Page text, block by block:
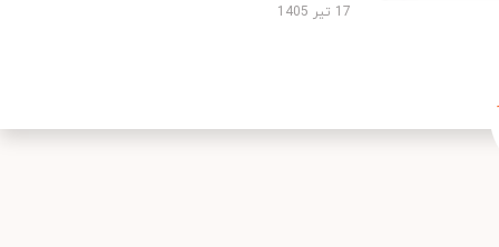
17 تیر 1405